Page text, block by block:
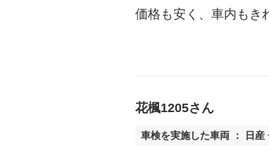
価格も安く、車内もき
花楓1205さん
車検を実施した車両 ： 日産